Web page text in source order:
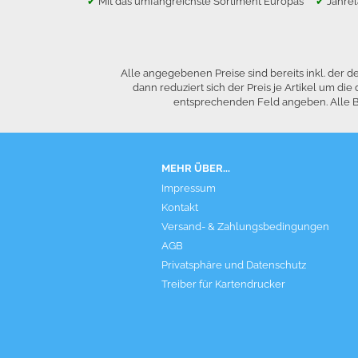
Alle angegebenen Preise sind bereits inkl. der
dann reduziert sich der Preis je Artikel um
entsprechenden Feld angeben. Alle
MEHR ÜBER...
Impressum
Kontakt
Versand- & Zahlungsbedingungen
AGB
Privatsphäre und Datenschutz
Treiber für Kartendrucker